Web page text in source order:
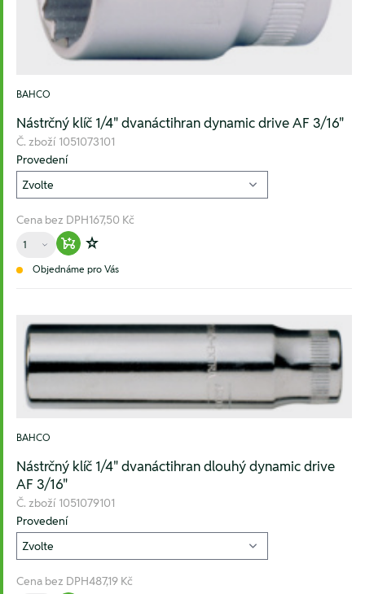
BAHCO
Nástrčný klíč 1/4" dvanáctihran dynamic drive AF 3/16"
Č. zboží 1051073101
Provedení
Cena bez DPH167,50 Kč
Množství
Warenkorb hinzufügen
Zur Wunschliste hinzufügen
Objednáme pro Vás
BAHCO
Nástrčný klíč 1/4" dvanáctihran dlouhý dynamic drive
AF 3/16"
Č. zboží 1051079101
Provedení
Cena bez DPH487,19 Kč